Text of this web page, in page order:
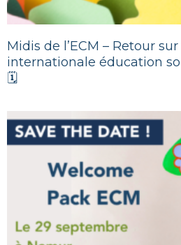
Midis de l’ECM – Retour
internationale éducation
🗓